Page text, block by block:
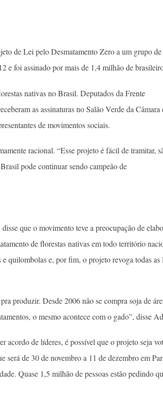
de Lei pelo Desmatamento Zero a um grupo de
e foi assinado por mais de 1,4 milhão de
nativas no Brasil. Deputados da Frente
as assinaturas no Salão Verde da Câmara
de movimentos sociais.
racional. “Esse projeto é fácil de tramitar,
pode continuar sendo campeão de
que o movimento teve a preocupação de
de florestas nativas em todo território
quilombolas e, por fim, o projeto revoga todas as
produzir. Desde 2006 não se compra soja de
o mesmo acontece com o gado”, disse
acordo de líderes, é possível que o projeto seja
de 30 de novembro a 11 de dezembro em
Quase 1,5 milhão de pessoas estão pedindo